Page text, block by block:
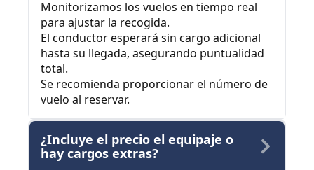
Monitorizamos los vuelos en tiempo real
para ajustar la recogida.
El conductor esperará sin cargo adicional
hasta su llegada, asegurando puntualidad
total.
Se recomienda proporcionar el número de
vuelo al reservar.
¿Incluye el precio el equipaje o
hay cargos extras?